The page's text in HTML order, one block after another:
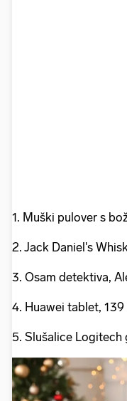
1. Muški pulover s
2. Jack Daniel's
3. Osam detektiva,
4. Huawei tablet, 139
5. Slušalice Logitech